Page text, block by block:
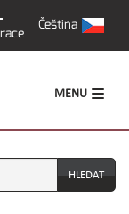
Čeština
MENU